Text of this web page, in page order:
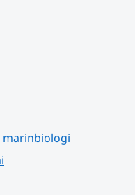
marinbiologi